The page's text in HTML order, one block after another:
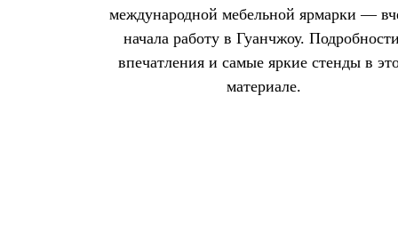
международной мебельной ярмарки —
начала работу в Гуанчжоу.
впечатления и самые яркие стенды в
материале.